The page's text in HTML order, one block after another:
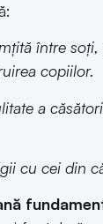
între
copiilor.
a
cu cei din